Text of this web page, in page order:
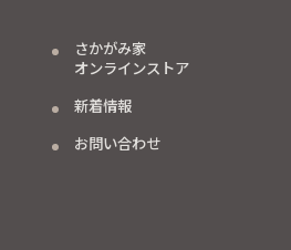
さかがみ家
オンラインストア
新着情報
お問い合わせ